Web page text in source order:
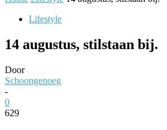
Lifestyle
14 augustus, stilstaan bij.
Door
Schoongenoeg
-
0
629